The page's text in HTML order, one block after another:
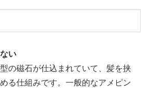
い
の磁石が仕込まれていて、髪を挟
る仕組みです。一般的なアメピン